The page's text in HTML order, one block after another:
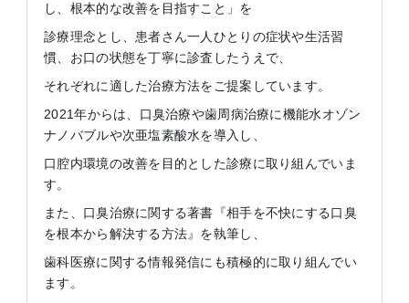
し、根本的な改善を目指すこと」を
診療理念とし、患者さん一人ひとりの症状や生活習
慣、お口の状態を丁寧に診査したうえで、
それぞれに適した治療方法をご提案しています。
2021年からは、口臭治療や歯周病治療に機能水オゾン
ナノバブルや次亜塩素酸水を導入し、
口腔内環境の改善を目的とした診療に取り組んでいま
す。
また、口臭治療に関する著書『相手を不快にする口臭
を根本から解決する方法』を執筆し、
歯科医療に関する情報発信にも積極的に取り組んでい
ます。